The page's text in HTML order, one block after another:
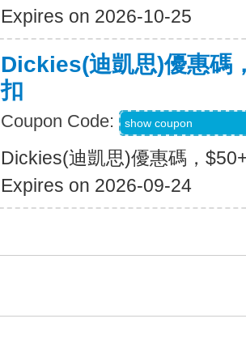
Expires on 2026-10-25
Dickies(迪凱思)優惠碼
扣
Coupon Code: KLVOWEL-
show coupon
Dickies(迪凱思)優惠碼，
Expires on 2026-09-24